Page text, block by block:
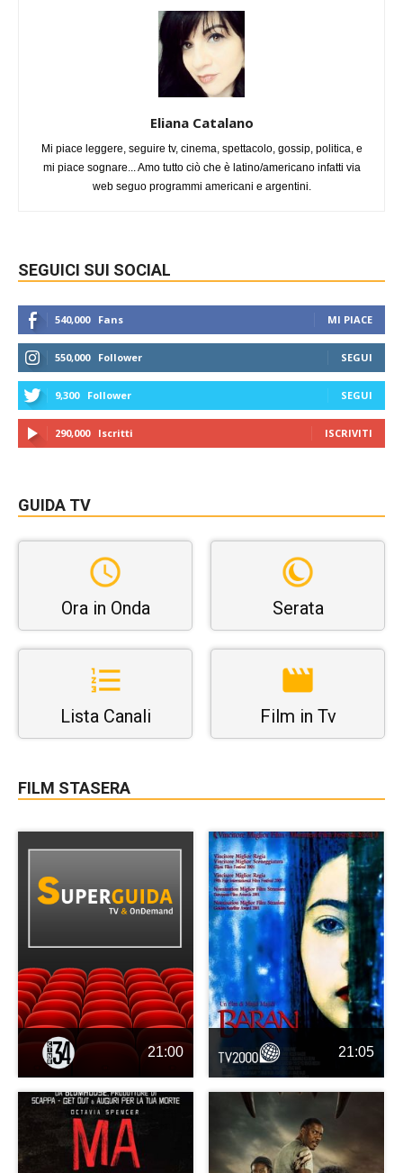
Eliana Catalano
Mi piace leggere, seguire tv, cinema, spettacolo, gossip, politica, e
mi piace sognare... Amo tutto ciò che è latino/americano infatti via
web seguo programmi americani e argentini.
SEGUICI SUI SOCIAL
540,000 Fans MI PIACE
550,000 Follower SEGUI
9,300 Follower SEGUI
290,000 Iscritti ISCRIVITI
GUIDA TV
Ora in Onda Serata
Lista Canali Film in Tv
FILM STASERA
21:00 21:05